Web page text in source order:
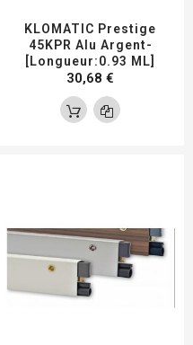
KLOMATIC Prestige
45KPR Alu Argent-
[Longueur:0.93 ML]
30,68 €